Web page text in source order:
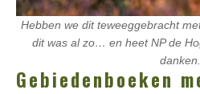
Hebben we dit teweeggebracht
dit was al zo… en heet NP de
danken.
Gebiedenboeken